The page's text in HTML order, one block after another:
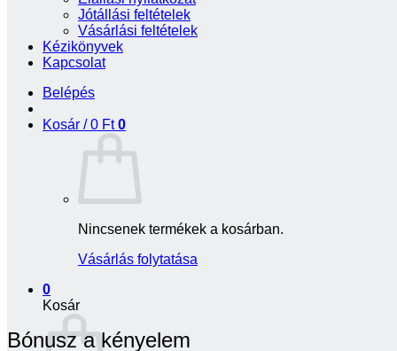
Jótállási feltételek
Vásárlási feltételek
Kézikönyvek
Kapcsolat
Belépés
Kosár /0 Ft 0
Nincsenek termékek a kosárban.
Vásárlás folytatása
0
Kosár
Bónusz a kényelem